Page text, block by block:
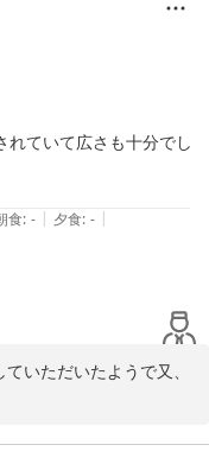
れていて広さも十分でし
した。
）使用でき帰宅後の大洗
身が新鮮で美味しかっ
て頂きたいと思えるゲス
食: - | 夕食: - |
いただいたようで又、
しいです。もっともっ